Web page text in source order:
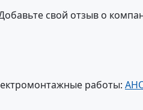
свой отзыв о
работы: